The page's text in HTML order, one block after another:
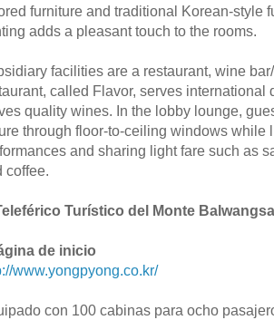
furniture and traditional Korean-style
adds a pleasant touch to the rooms.
facilities are a restaurant, wine
called Flavor, serves international
quality wines. In the lobby lounge,
through floor-to-ceiling windows while
and sharing light fare such as
coffee.
Turístico del Monte
de inicio
www.yongpyong.co.kr/
con 100 cabinas para ocho